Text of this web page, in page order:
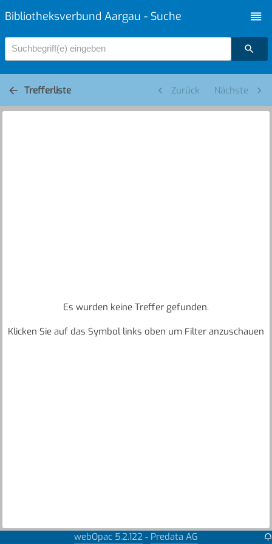
Bibliotheksverbund Aargau - Suche
Suchbegriff(e) eingeben
Trefferliste Zurück Nächste
Es wurden keine Treffer gefunden.
Klicken Sie auf das Symbol links oben um Filter anzuschauen
webOpac 5.2.122 - Predata AG